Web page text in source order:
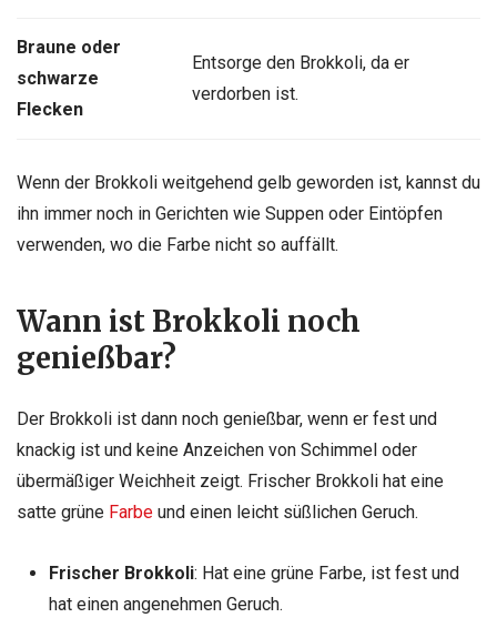
Braune oder
schwarze
Flecken
Entsorge den Brokkoli, da er
verdorben ist.
Wenn der Brokkoli weitgehend gelb geworden ist, kannst du
ihn immer noch in Gerichten wie Suppen oder Eintöpfen
verwenden, wo die Farbe nicht so auffällt.
Wann ist Brokkoli noch
genießbar?
Der Brokkoli ist dann noch genießbar, wenn er fest und
knackig ist und keine Anzeichen von Schimmel oder
übermäßiger Weichheit zeigt. Frischer Brokkoli hat eine
satte grüne Farbe und einen leicht süßlichen Geruch.
Frischer Brokkoli: Hat eine grüne Farbe, ist fest und
hat einen angenehmen Geruch.